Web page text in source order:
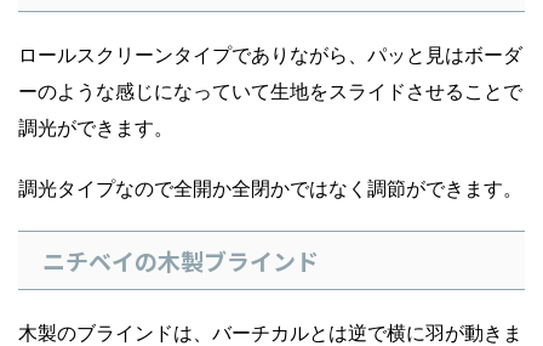
ロールスクリーンタイプでありながら、パッと見はボーダ
ーのような感じになっていて生地をスライドさせることで
調光ができます。
調光タイプなので全開か全閉かではなく調節ができます。
ニチベイの木製ブラインド
木製のブラインドは、バーチカルとは逆で横に羽が動きま